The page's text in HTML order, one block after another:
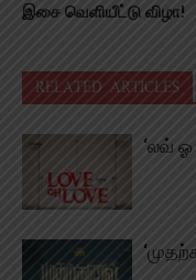
இசை வெளியீட்டு விழா!
RELATED ARTICLES
‘லவ் ஓ